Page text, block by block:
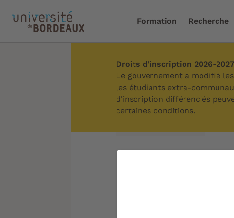
Formation Recherche
Droits d'inscription 2026-2027
Le gouvernement a modifié
les étudiants extra-
d'inscription différenciés
certaines conditions.
Accueil/ Campus/ Organiser
Mise à jour le :